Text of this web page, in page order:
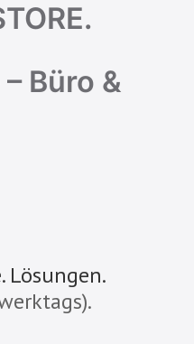
Büro &
Lösungen.